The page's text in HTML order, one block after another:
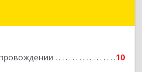
10
край Дивногорск г